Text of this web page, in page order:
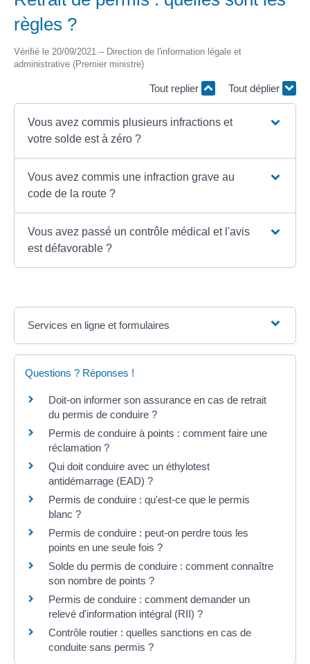
règles ?
Vérifié le 20/09/2021 – Direction de l'information légale et
administrative (Premier ministre)
Tout replier Tout déplier
Vous avez commis plusieurs infractions et
votre solde est à zéro ?
Vous avez commis une infraction grave au
code de la route ?
Vous avez passé un contrôle médical et l'avis
est défavorable ?
Services en ligne et formulaires
Questions ? Réponses !
Doit-on informer son assurance en cas de retrait
du permis de conduire ?
Permis de conduire à points : comment faire une
réclamation ?
Qui doit conduire avec un éthylotest
antidémarrage (EAD) ?
Permis de conduire : qu'est-ce que le permis
blanc ?
Permis de conduire : peut-on perdre tous les
points en une seule fois ?
Solde du permis de conduire : comment connaître
son nombre de points ?
Permis de conduire : comment demander un
relevé d'information intégral (RII) ?
Contrôle routier : quelles sanctions en cas de
conduite sans permis ?